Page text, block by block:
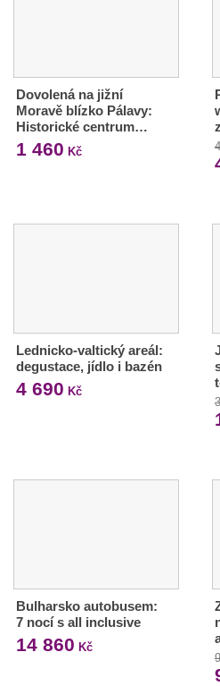
Dovolená na jižní
Moravě blízko Pálavy:
Historické centrum…
1 460 Kč
Lednicko-valtický areál:
degustace, jídlo i bazén
4 690 Kč
Bulharsko autobusem:
7 nocí s all inclusive
14 860 Kč